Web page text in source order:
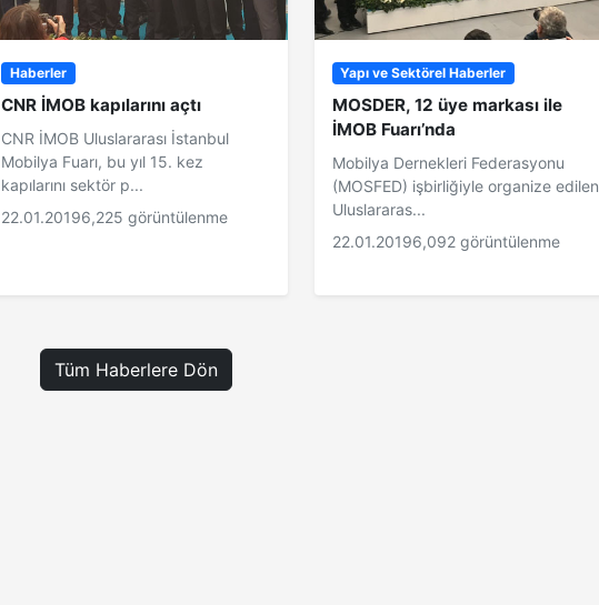
Haberler
CNR İMOB kapılarını açtı
CNR İMOB Uluslararası İstanbul
Mobilya Fuarı, bu yıl 15. kez
kapılarını sektör p...
22.01.20196,225 görüntülenme
Yapı ve Sektörel Haberler
MOSDER, 12 üye markası ile
İMOB Fuarı’nda
Mobilya Dernekleri Federasyonu
(MOSFED) işbirliğiyle organize edilen
Uluslararas...
22.01.20196,092 görüntülenme
Tüm Haberlere Dön